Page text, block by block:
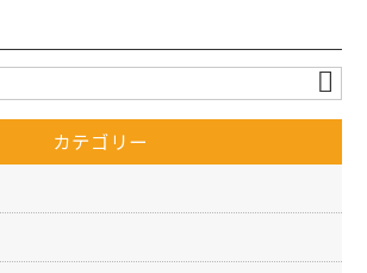
カテゴリー